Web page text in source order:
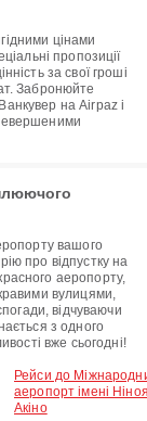
цінами
пропозиції
за свої гроші
Забронюйте
на Airpaz і
вашого
про відпустку на
аеропорту,
вулицями,
відчуваючи
з одного
вже сьогодні!
Рейси до
аеропорт імені
Акіно